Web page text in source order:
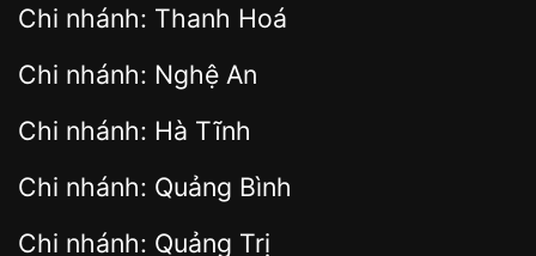
Chi nhánh: Thanh Hoá
Chi nhánh: Nghệ An
Chi nhánh: Hà Tĩnh
Chi nhánh: Quảng Bình
Chi nhánh: Quảng Trị